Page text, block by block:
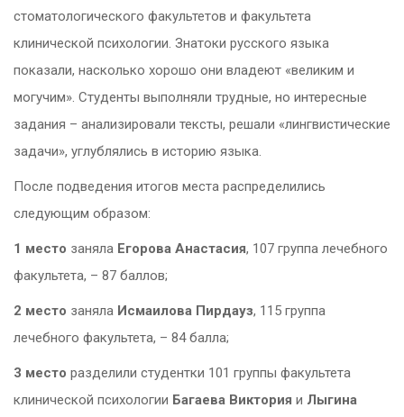
стоматологического факультетов и факультета
клинической психологии. Знатоки русского языка
показали, насколько хорошо они владеют «великим и
могучим». Студенты выполняли трудные, но интересные
задания – анализировали тексты, решали «лингвистические
задачи», углублялись в историю языка.
После подведения итогов места распределились
следующим образом:
1 место заняла Егорова Анастасия, 107 группа лечебного
факультета, – 87 баллов;
2 место заняла Исмаилова Пирдауз, 115 группа
лечебного факультета, – 84 балла;
3 место разделили студентки 101 группы факультета
клинической психологии Багаева Виктория и Лыгина